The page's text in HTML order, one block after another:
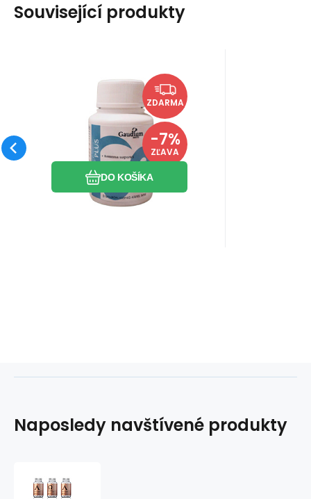
Související produkty
ZDARMA
-7%
ZĽAVA
Alafit Plus
Kód:AAP
8596519112348
3.47 kreditov
111.57 EUR
Skladom
DO KOŠÍKA
Obľúbený
Porovnať
Energia, regenerácia a
krása v jednej kapsule. Čisté
zloženie a vysoká účinnosť.
Naposledy navštívené produkty